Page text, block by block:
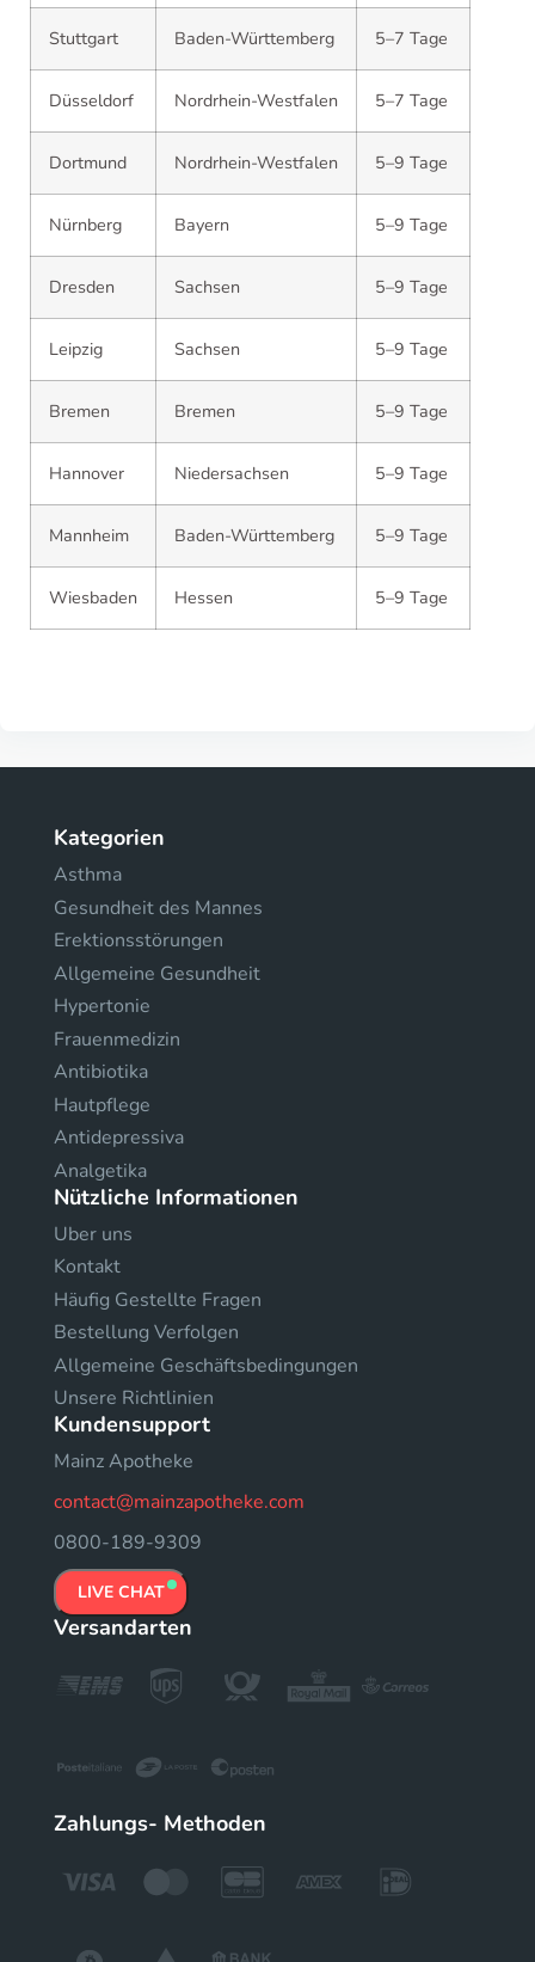
Stuttgart Baden-Württemberg 5–7 Tage
Düsseldorf Nordrhein-Westfalen 5–7 Tage
Dortmund Nordrhein-Westfalen 5–9 Tage
Nürnberg Bayern 5–9 Tage
Dresden Sachsen 5–9 Tage
Leipzig Sachsen 5–9 Tage
Bremen Bremen 5–9 Tage
Hannover Niedersachsen 5–9 Tage
Mannheim Baden-Württemberg 5–9 Tage
Wiesbaden Hessen 5–9 Tage
Kategorien
Asthma
Gesundheit des Mannes
Erektionsstörungen
Allgemeine Gesundheit
Hypertonie
Frauenmedizin
Antibiotika
Hautpflege
Antidepressiva
Analgetika
Nützliche Informationen
Uber uns
Kontakt
Häufig Gestellte Fragen
Bestellung Verfolgen
Allgemeine Geschäftsbedingungen
Unsere Richtlinien
Kundensupport
Mainz Apotheke
contact@mainzapotheke.com
0800-189-9309
LIVE CHAT
Versandarten
Zahlungs- Methoden